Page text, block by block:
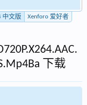
中文版 Xenforo 爱好者
下载